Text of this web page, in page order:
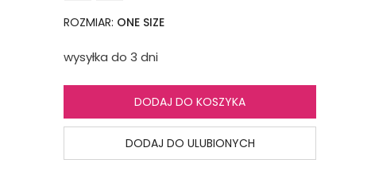
ROZMIAR: ONE SIZE
wysyłka do 3 dni
DODAJ DO KOSZYKA
DODAJ DO ULUBIONYCH